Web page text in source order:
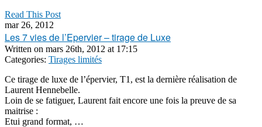
Read This Post
mar 26, 2012
Les 7 vies de l’Epervier – tirage de Luxe
Written on mars 26th, 2012 at 17:15
Categories: Tirages limités
Ce tirage de luxe de l’épervier, T1, est la dernière réalisation de
Laurent Hennebelle.
Loin de se fatiguer, Laurent fait encore une fois la preuve de sa
maitrise :
Etui grand format, …